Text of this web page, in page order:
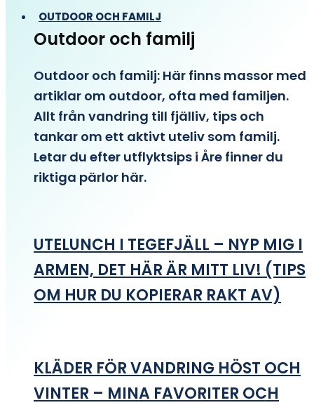
OUTDOOR OCH FAMILJ
Outdoor och familj
Outdoor och familj: Här finns massor med
artiklar om outdoor, ofta med familjen.
Allt från vandring till fjälliv, tips och
tankar om ett aktivt uteliv som familj.
Letar du efter utflyktsips i Åre finner du
riktiga pärlor här.
UTELUNCH I TEGEFJÄLL – NYP MIG I
ARMEN, DET HÄR ÄR MITT LIV! (TIPS
OM HUR DU KOPIERAR RAKT AV)
KLÄDER FÖR VANDRING HÖST OCH
VINTER – MINA FAVORITER OCH